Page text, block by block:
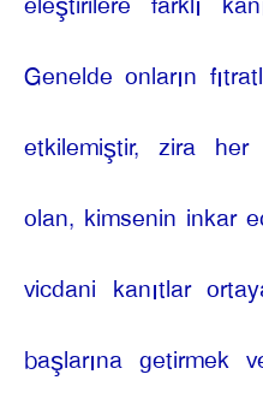
Genelde onların
etkilemiştir, zira her
olan, kimsenin inkar
vicdani kanıtlar
başlarına getirmek